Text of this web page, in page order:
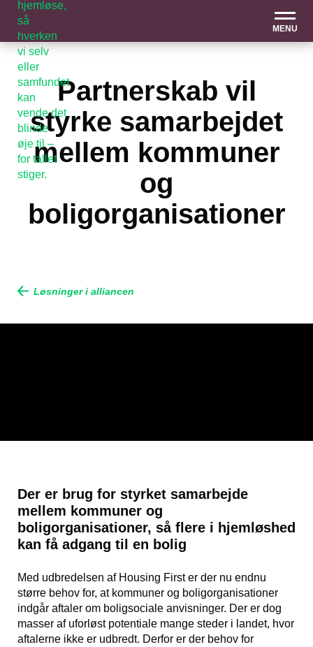
MENU
Partnerskab vil
styrke samarbejdet
mellem kommuner
og
boligorganisationer
Løsninger i alliancen
Der er brug for styrket samarbejde
mellem kommuner og
boligorganisationer, så flere i hjemløshed
kan få adgang til en bolig
Med udbredelsen af Housing First er der nu endnu
større behov for, at kommuner og boligorganisationer
indgår aftaler om boligsociale anvisninger. Der er dog
masser af uforløst potentiale mange steder i landet, hvor
aftalerne ikke er udbredt. Derfor er der behov for